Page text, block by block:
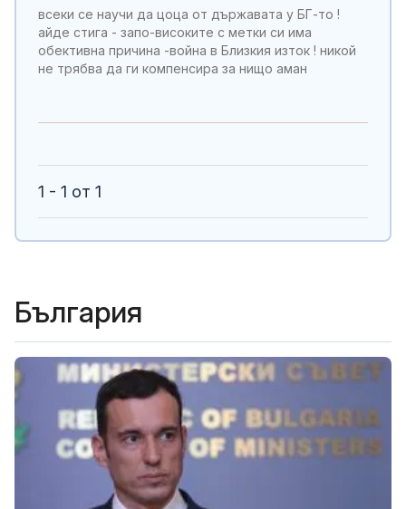
всеки се научи да цоца от държавата у БГ-то !
айде стига - запо-високите с метки си има
обективна причина -война в Близкия изток ! никой
не трябва да ги компенсира за нищо аман
1 - 1 от 1
България